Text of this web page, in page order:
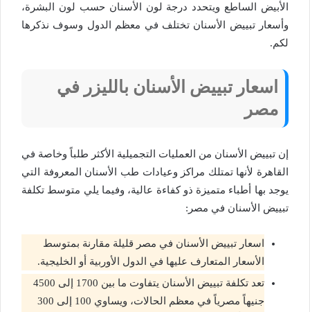
الأبيض الساطع ويتحدد درجة لون الأسنان حسب لون البشرة،
وأسعار تبييض الأسنان تختلف في معظم الدول وسوف نذكرها
لكم.
اسعار تبييض الأسنان بالليزر في
مصر
إن تبييض الأسنان من العمليات التجميلية الأكثر طلباً وخاصة في
القاهرة لأنها تمتلك مراكز وعيادات طب الأسنان المعروفة التي
يوجد بها أطباء متميزة ذو كفاءة عالية، وفيما يلي متوسط تكلفة
تبييض الأسنان في مصر:
اسعار تبييض الأسنان في مصر قليلة مقارنة بمتوسط
الأسعار المتعارف عليها في الدول الأوربية أو الخليجية.
تعد تكلفة تبييض الأسنان يتفاوت ما بين 1700 إلى 4500
جنيهاً مصرياً في معظم الحالات، ويساوي 100 إلى 300